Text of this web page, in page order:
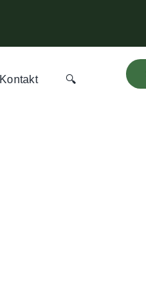
Kontakt 🔍